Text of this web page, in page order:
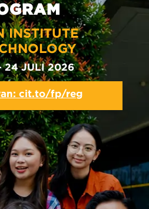
INSTITUTE
24 JULI 2026
cit.to/fp/reg